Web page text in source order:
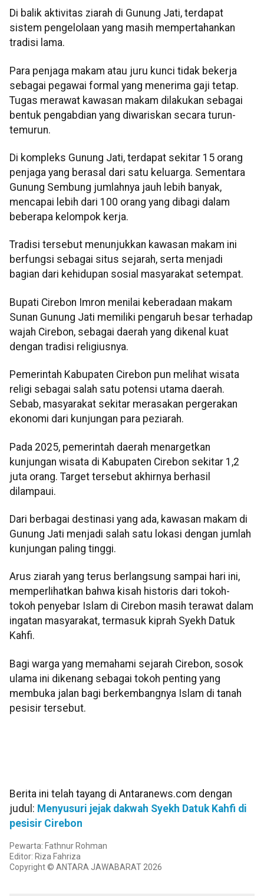
Di balik aktivitas ziarah di Gunung Jati, terdapat
sistem pengelolaan yang masih mempertahankan
tradisi lama.
Para penjaga makam atau juru kunci tidak bekerja
sebagai pegawai formal yang menerima gaji tetap.
Tugas merawat kawasan makam dilakukan sebagai
bentuk pengabdian yang diwariskan secara turun-
temurun.
Di kompleks Gunung Jati, terdapat sekitar 15 orang
penjaga yang berasal dari satu keluarga. Sementara
Gunung Sembung jumlahnya jauh lebih banyak,
mencapai lebih dari 100 orang yang dibagi dalam
beberapa kelompok kerja.
Tradisi tersebut menunjukkan kawasan makam ini
berfungsi sebagai situs sejarah, serta menjadi
bagian dari kehidupan sosial masyarakat setempat.
Bupati Cirebon Imron menilai keberadaan makam
Sunan Gunung Jati memiliki pengaruh besar terhadap
wajah Cirebon, sebagai daerah yang dikenal kuat
dengan tradisi religiusnya.
Pemerintah Kabupaten Cirebon pun melihat wisata
religi sebagai salah satu potensi utama daerah.
Sebab, masyarakat sekitar merasakan pergerakan
ekonomi dari kunjungan para peziarah.
Pada 2025, pemerintah daerah menargetkan
kunjungan wisata di Kabupaten Cirebon sekitar 1,2
juta orang. Target tersebut akhirnya berhasil
dilampaui.
Dari berbagai destinasi yang ada, kawasan makam di
Gunung Jati menjadi salah satu lokasi dengan jumlah
kunjungan paling tinggi.
Arus ziarah yang terus berlangsung sampai hari ini,
memperlihatkan bahwa kisah historis dari tokoh-
tokoh penyebar Islam di Cirebon masih terawat dalam
ingatan masyarakat, termasuk kiprah Syekh Datuk
Kahfi.
Bagi warga yang memahami sejarah Cirebon, sosok
ulama ini dikenang sebagai tokoh penting yang
membuka jalan bagi berkembangnya Islam di tanah
pesisir tersebut.
Berita ini telah tayang di Antaranews.com dengan
judul: Menyusuri jejak dakwah Syekh Datuk Kahfi di
pesisir Cirebon
Pewarta: Fathnur Rohman
Editor: Riza Fahriza
Copyright © ANTARA JAWABARAT 2026